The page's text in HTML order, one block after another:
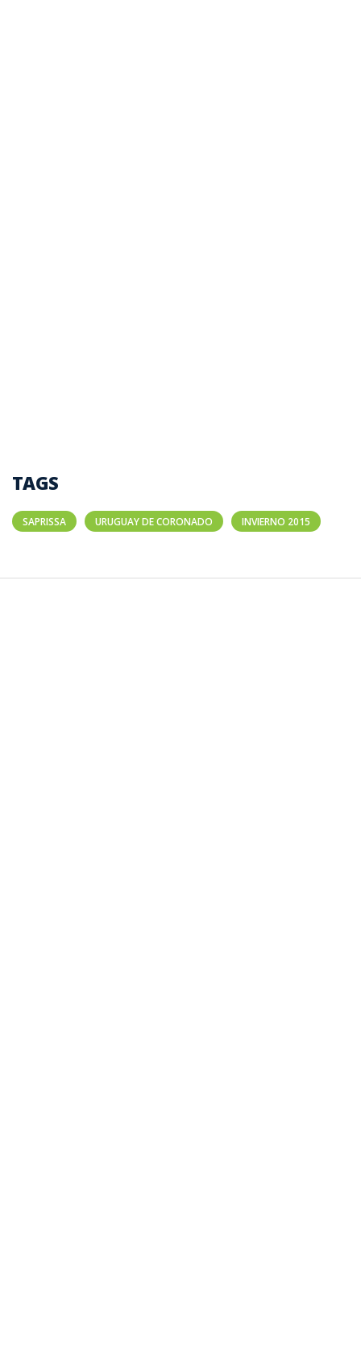
TAGS
SAPRISSA URUGUAY DE CORONADO INVIERNO 2015